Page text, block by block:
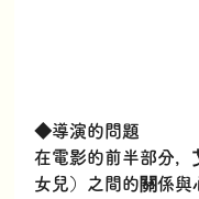
◆導演的問題
在電影的前半部分，
女兒）之間的關係與